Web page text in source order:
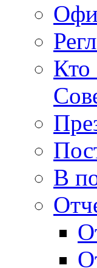
Кто
В